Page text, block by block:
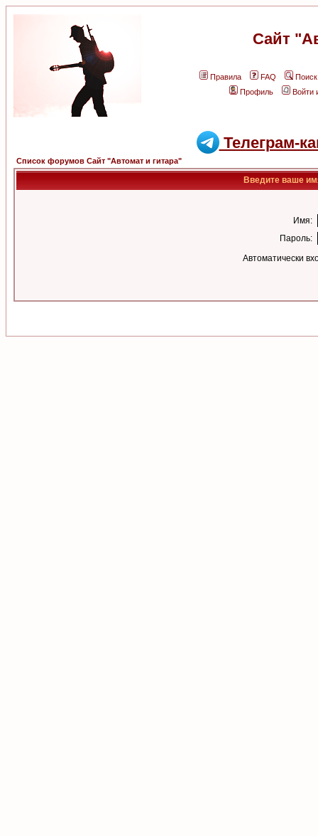
Сайт
Правила FAQ
Поиск
Профиль
Войти
Телеграм-
Список форумов Сайт "Автомат и гитара"
Введите ваше
Имя:
Пароль:
Автоматически